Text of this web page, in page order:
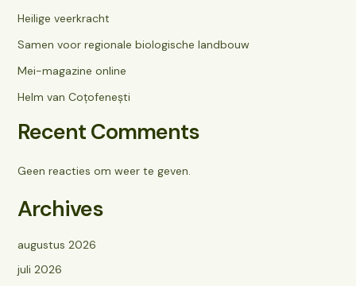
Heilige veerkracht
Samen voor regionale biologische landbouw
Mei-magazine online
Helm van Coțofenești
Recent Comments
Geen reacties om weer te geven.
Archives
augustus 2026
juli 2026